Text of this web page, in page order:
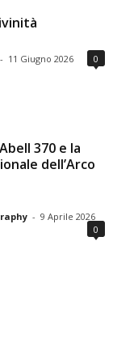
- 11 Giugno 2026 0
370 e la
dell’Arco
- 9 Aprile 2026
0